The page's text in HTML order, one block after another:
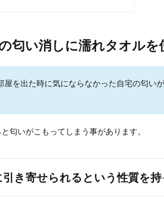
部屋の掃除頻度、リビング・キッチンなどの理
部屋の掃除はどのくらいの頻度が理想的なのか、考えたこ
わと、...
一人暮らしの部屋をいつもキレイに！簡単に掃
一人暮らしだと、ついつい掃除を後回しにしてしまうこと
匂い消しに濡れタオルを
屋を出た時に気にならなかった自宅の匂い
匂いがこもってしまう事があります。
き寄せられるという性質を